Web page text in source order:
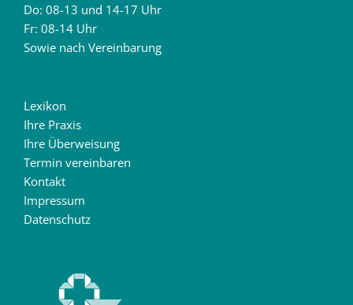
Do: 08-13 und 14-17 Uhr
Fr: 08-14 Uhr
Sowie nach Vereinbarung
Lexikon
Ihre Praxis
Ihre Überweisung
Termin vereinbaren
Kontakt
Impressum
Datenschutz